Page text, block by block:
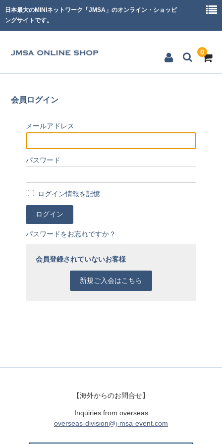
日本最大のMINIネットワーク「JMSA」のオンライン・ショッピ
ングサイトです。
0
「ジャパンミニデイ in 浜名湖」宿泊プラン
会員ログイン
メールアドレス
パスワード
ログイン情報を記憶
パスワードをお忘れですか？
会員登録されていないお客様
新規ご入会はこちら
【海外からのお問合せ】
Inquiries from overseas
overseas-division@j-msa-event.com